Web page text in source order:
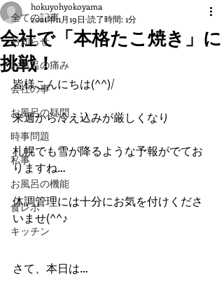
全ての記事
お知らせ
お風呂の痛み
会社の事
お風呂の疑問
時事問題
私事
お風呂の機能
食レポ
キッチン
会社で「本格たこ焼き」に
挑戦！
hokuyohyokoyama
2021年11月19日 読了時間: 1分
皆様こんにちは(^^)/
来週から冷え込みが厳しくなり
札幌でも雪が降るような予報がでてお
りますね…
体調管理には十分にお気を付けくださ
いませ(^^♪
さて、本日は…